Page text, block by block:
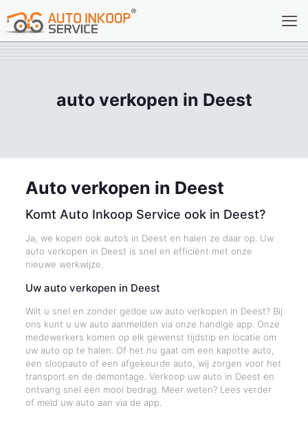
auto verkopen in Deest
Auto verkopen in Deest
Komt Auto Inkoop Service ook in Deest?
Ja, we kopen ook auto’s in Deest en halen ze daar op. Uw
auto verkopen in Deest is snel en efficiënt met onze
nieuwe werkwijze.
Uw auto verkopen in Deest
Wilt u snel en zonder gedoe uw auto verkopen in Deest? Bij
ons kunt u uw auto aanmelden via onze handige app. Onze
medewerkers komen op elk gewenst tijdstip en locatie om
uw auto op te halen. Of het nu gaat om een kapotte auto,
een sloopauto of een afgekeurde auto, wij zorgen voor het
transport en de demontage. Verkoop uw auto in Deest en
ontvang snel een mooi bedrag. Meer weten? Lees verder
of meld uw auto aan via de app.